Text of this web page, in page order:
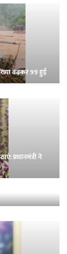
बढ़कर 99 हुई
प्रधानमंत्री ने